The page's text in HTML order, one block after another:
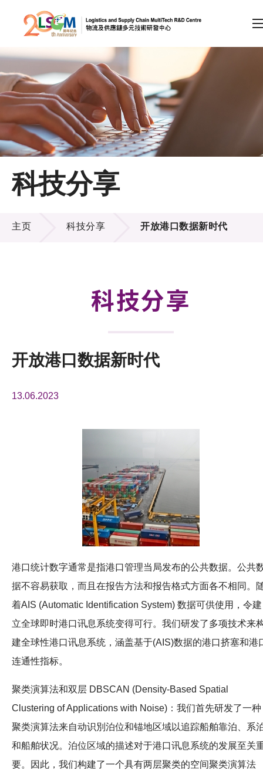
跳到内容（按回车键）
会员登录
A EN 繁 简
主页
关于LSCM
技术商品化
科技分享
科技分享
主页 科技分享 开放港口数据新时代
科技分享
开放港口数据新时代
13.06.2023
港口统计数字通常是指港口管理当局发布的公共数据。公共
据不容易获取，而且在报告方法和报告格式方面各不相同。
着AIS (Automatic Identification System) 数据可供使用，令建
立全球即时港口讯息系统变得可行。我们研发了多项技术来
建全球性港口讯息系统，涵盖基于(AIS)数据的港口挤塞和港
连通性指标。
聚类演算法和双层 DBSCAN (Density-Based Spatial
Clustering of Applications with Noise)：我们首先研发了一种
聚类演算法来自动识別泊位和锚地区域以追踪船舶靠泊、系
和船舶状况。泊位区域的描述对于港口讯息系统的发展至关
要。因此，我们构建了一个具有两层聚类的空间聚类演算法